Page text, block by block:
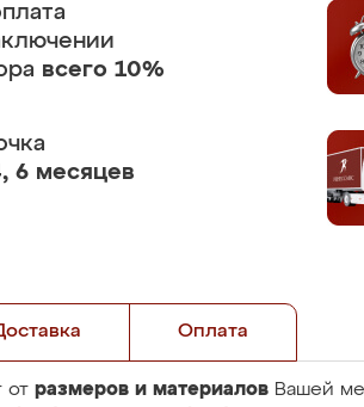
всего 10%
6 месяцев
Оплата
от размеров и материалов Вашей